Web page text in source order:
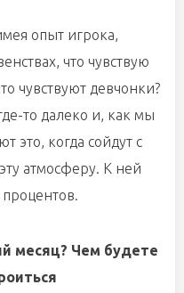
опыт игрока,
что чувствую
чувствуют девчонки?
то далеко и, как мы
это, когда сойдут с
атмосферу. К ней
месяц? Чем будете